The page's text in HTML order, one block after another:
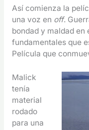
Así comienza la
una voz en off.
bondad y maldad en
fundamentales que
Película que
Malick
tenía
material
rodado
para una